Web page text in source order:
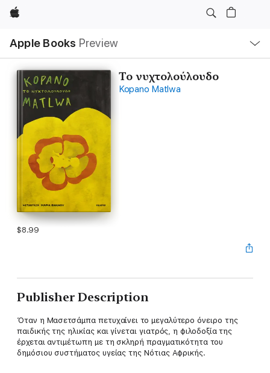
Apple
Apple Books Preview
Nav
Open
Menu
Το νυχτολούλουδο
Kopano Matlwa
$8.99
Publisher Description
Όταν η Μασετσάμπα πετυχαίνει το μεγαλύτερο όνειρο της
παιδικής της ηλικίας και γίνεται γιατρός, η φιλοδοξία της
έρχεται αντιμέτωπη με τη σκληρή πραγματικότητα του
δημόσιου συστήματος υγείας της Νότιας Αφρικής.